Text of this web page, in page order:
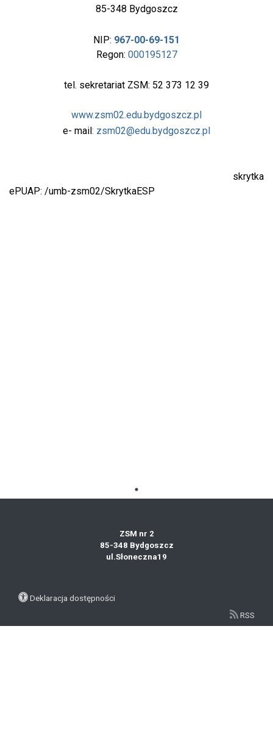
85-348 Bydgoszcz
NIP: 967-00-69-151
Regon: 000195127
tel. sekretariat ZSM: 52 373 12 39
www.zsm02.edu.bydgoszcz.pl
e- mail: zsm02@edu.bydgoszcz.pl
skrytka
ePUAP: /umb-zsm02/SkrytkaESP
ZSM nr 2
85-348 Bydgoszcz
ul.Słoneczna19
Deklaracja dostępności
RSS